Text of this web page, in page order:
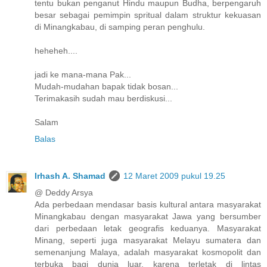
tentu bukan penganut Hindu maupun Budha, berpengaruh
besar sebagai pemimpin spritual dalam struktur kekuasan
di Minangkabau, di samping peran penghulu.
heheheh....
jadi ke mana-mana Pak...
Mudah-mudahan bapak tidak bosan...
Terimakasih sudah mau berdiskusi...
Salam
Balas
Irhash A. Shamad
12 Maret 2009 pukul 19.25
@ Deddy Arsya
Ada perbedaan mendasar basis kultural antara masyarakat
Minangkabau dengan masyarakat Jawa yang bersumber
dari perbedaan letak geografis keduanya. Masyarakat
Minang, seperti juga masyarakat Melayu sumatera dan
semenanjung Malaya, adalah masyarakat kosmopolit dan
terbuka bagi dunia luar, karena terletak di lintas